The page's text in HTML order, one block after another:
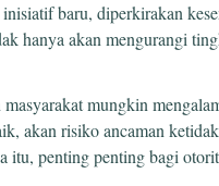
baru, diperkirakan
hanya akan mengurangi
mungkin
akan risiko ancaman
penting penting bagi